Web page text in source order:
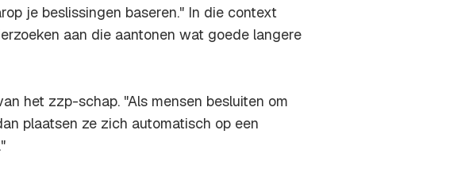
je beslissingen baseren." In die context
aan die aantonen wat goede langere
het zzp-schap. "Als mensen besluiten om
plaatsen ze zich automatisch op een